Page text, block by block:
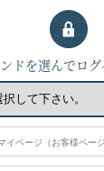
ドを選んでロ